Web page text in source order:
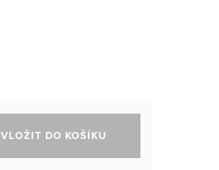
VLOŽIT DO KOŠÍKU